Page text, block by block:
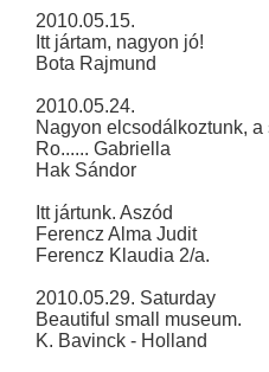
2010.05.15.
Itt jártam, nagyon jó!
Bota Rajmund
2010.05.24.
Nagyon elcsodálkoztunk,
Ro...... Gabriella
Hak Sándor
Itt jártunk. Aszód
Ferencz Alma Judit
Ferencz Klaudia 2/a.
2010.05.29. Saturday
Beautiful small museum.
K. Bavinck - Holland